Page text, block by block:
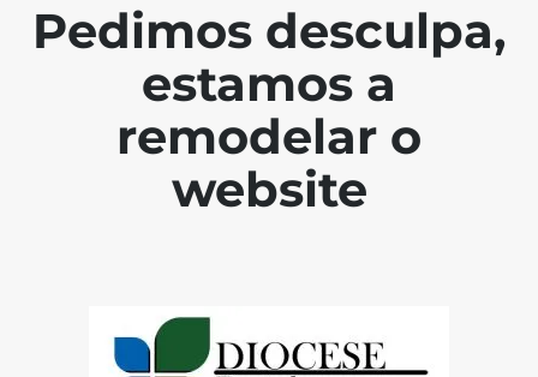
Pedimos desculpa,
estamos a
remodelar o
website